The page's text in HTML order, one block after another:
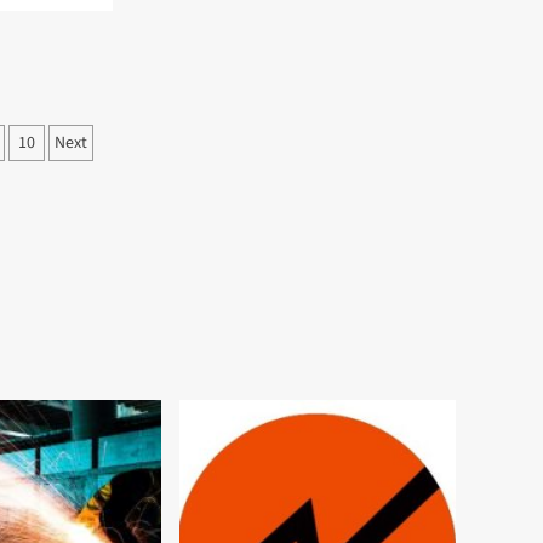
10 Next